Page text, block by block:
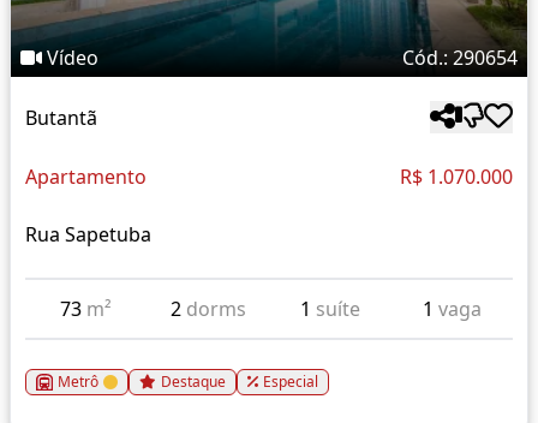
Vídeo Cód.: 290654
Butantã
Apartamento R$ 1.070.000
Rua Sapetuba
73 m² 2 dorms 1 suíte 1 vaga
Metrô Destaque Especial